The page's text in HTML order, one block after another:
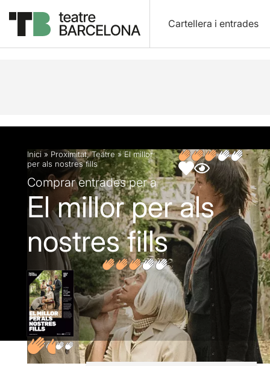
Cartellera i entrades
Descripció Fitxa artística Opinions
Inici » Proximitat,Teatre»El millor
per als nostres fills
Comprar entrades per a
El millor per als
nostres fills